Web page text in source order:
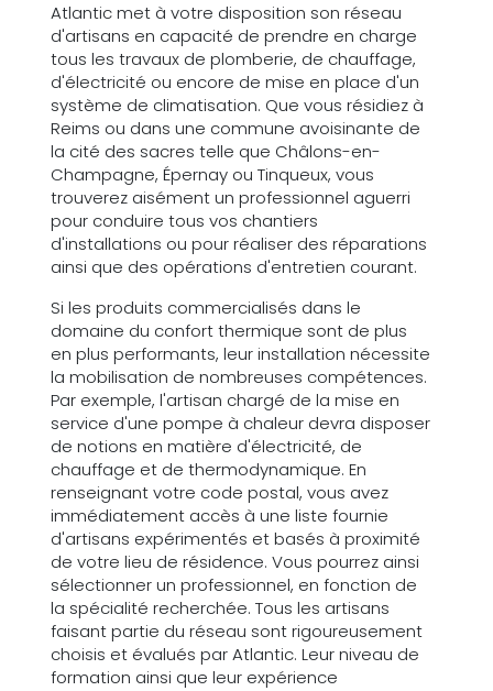
Atlantic met à votre disposition son réseau
d'artisans en capacité de prendre en charge
tous les travaux de plomberie, de chauffage,
d'électricité ou encore de mise en place d'un
système de climatisation. Que vous résidiez à
Reims ou dans une commune avoisinante de
la cité des sacres telle que Châlons-en-
Champagne, Épernay ou Tinqueux, vous
trouverez aisément un professionnel aguerri
pour conduire tous vos chantiers
d'installations ou pour réaliser des réparations
ainsi que des opérations d'entretien courant.
Si les produits commercialisés dans le
domaine du confort thermique sont de plus
en plus performants, leur installation nécessite
la mobilisation de nombreuses compétences.
Par exemple, l'artisan chargé de la mise en
service d'une pompe à chaleur devra disposer
de notions en matière d'électricité, de
chauffage et de thermodynamique. En
renseignant votre code postal, vous avez
immédiatement accès à une liste fournie
d'artisans expérimentés et basés à proximité
de votre lieu de résidence. Vous pourrez ainsi
sélectionner un professionnel, en fonction de
la spécialité recherchée. Tous les artisans
faisant partie du réseau sont rigoureusement
choisis et évalués par Atlantic. Leur niveau de
formation ainsi que leur expérience